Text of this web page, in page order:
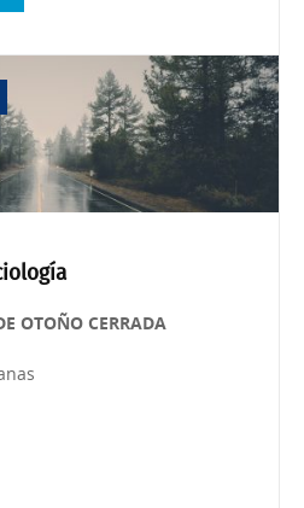
OTOÑO CERRADA